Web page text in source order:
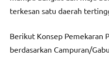
terkesan satu daerah
Berikut Konsep Pemekaran
berdasarkan Campuran/